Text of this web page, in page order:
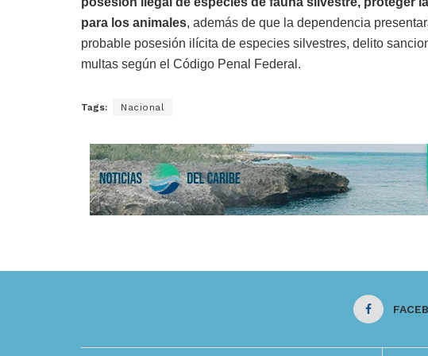
para los animales, además de que la dependencia
probable posesión ilícita de especies silvestres, delito
multas según el Código Penal Federal.
Tags: Nacional